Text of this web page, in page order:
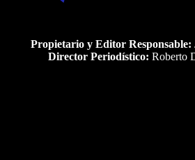
Propietario y Editor Responsable:
Director Periodístico: Roberto